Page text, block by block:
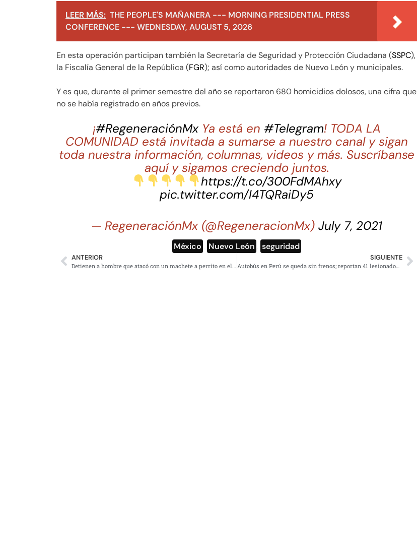
LEER MÁS: THE PEOPLE'S MAÑANERA --- MORNING PRESIDENTIAL PRESS
CONFERENCE --- WEDNESDAY, AUGUST 5, 2026
En esta operación participan también la Secretaría de Seguridad y Protección Ciudadana (SSPC),
la Fiscalía General de la República (FGR); así como autoridades de Nuevo León y municipales.
Y es que, durante el primer semestre del año se reportaron 680 homicidios dolosos, una cifra que
no se había registrado en años previos.
¡#RegeneraciónMxYa está en #Telegram! TODA LA
COMUNIDAD está invitada a sumarse a nuestro canal y sigan
toda nuestra información, columnas, videos y más. Suscríbanse
aquí y sigamos creciendo juntos.
https://t.co/300FdMAhxy
pic.twitter.com/I4TQRaiDy5
— RegeneraciónMx (@RegeneracionMx)July 7, 2021
México Nuevo León seguridad
ANTERIOR SIGUIENTE
Autobús en Perú se queda sin frenos; reportan 41 lesionados, entre ellos menores